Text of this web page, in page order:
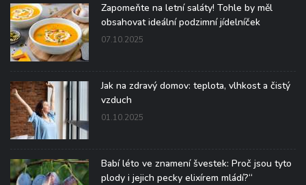
Zapomeňte na letní saláty! Tohle by měl
obsahovat ideální podzimní jídelníček
07.10.2025
Jak na zdravý domov: teplota, vlhkost a čistý
vzduch
01.10.2025
Babí léto ve znamení švestek: Proč jsou tyto
plody i jejich pecky elixírem mládí?“